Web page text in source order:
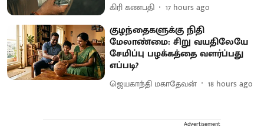
கிரி கணபதி 17 hours ago
குழந்தைகளுக்கு நிதி
மேலாண்மை: சிறு வயதிலேயே
சேமிப்பு பழக்கத்தை வளர்ப்பது
எப்படி?
ஜெயகாந்தி மகாதேவன் 18 hours ago
Advertisement